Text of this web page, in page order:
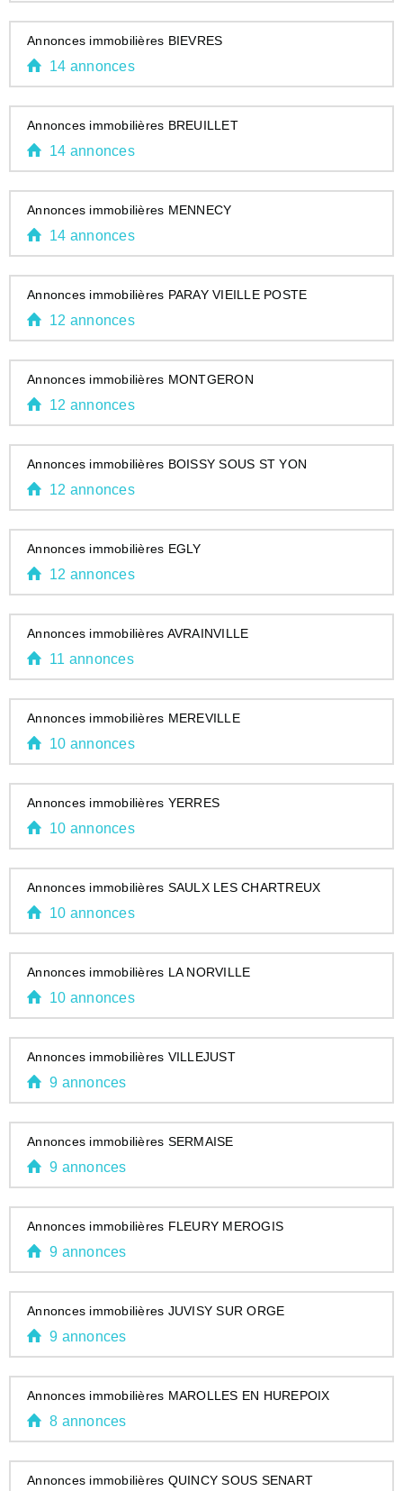
Annonces immobilières BIEVRES
14 annonces
Annonces immobilières BREUILLET
14 annonces
Annonces immobilières MENNECY
14 annonces
Annonces immobilières PARAY VIEILLE POSTE
12 annonces
Annonces immobilières MONTGERON
12 annonces
Annonces immobilières BOISSY SOUS ST YON
12 annonces
Annonces immobilières EGLY
12 annonces
Annonces immobilières AVRAINVILLE
11 annonces
Annonces immobilières MEREVILLE
10 annonces
Annonces immobilières YERRES
10 annonces
Annonces immobilières SAULX LES CHARTREUX
10 annonces
Annonces immobilières LA NORVILLE
10 annonces
Annonces immobilières VILLEJUST
9 annonces
Annonces immobilières SERMAISE
9 annonces
Annonces immobilières FLEURY MEROGIS
9 annonces
Annonces immobilières JUVISY SUR ORGE
9 annonces
Annonces immobilières MAROLLES EN HUREPOIX
8 annonces
Annonces immobilières QUINCY SOUS SENART